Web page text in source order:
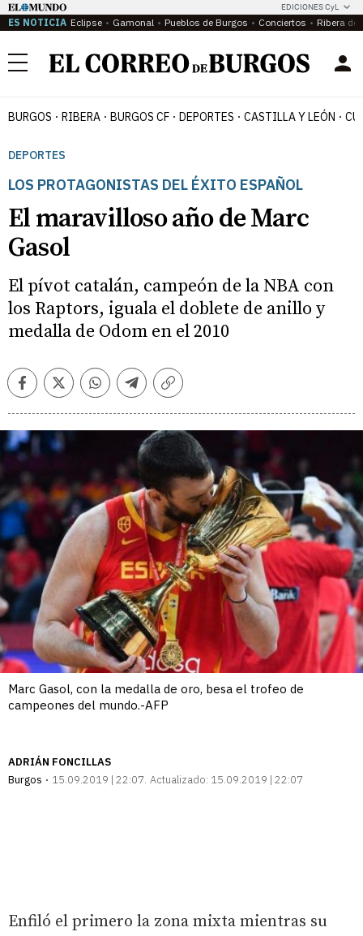
EDICIONES CyL
ES NOTICIA Eclipse Gamonal Pueblos de Burgos Conciertos Ribera del
Menú
BURGOS RIBERA BURGOS CF DEPORTES CASTILLA Y LEÓN
DEPORTES
LOS PROTAGONISTAS DEL ÉXITO ESPAÑOL
El maravilloso año de Marc
Gasol
El pívot catalán, campeón de la NBA con
los Raptors, iguala el doblete de anillo y
medalla de Odom en el 2010
FacebookTwitterWhatsappTelegramCopiar
Marc Gasol, con la medalla de oro, besa el trofeo de
campeones del mundo.-AFP
ADRIÁN FONCILLAS
Burgos
15.09.2019 | 22:07 Actualizado: 15.09.2019 | 22:07
Enfiló el primero la zona mixta mientras su